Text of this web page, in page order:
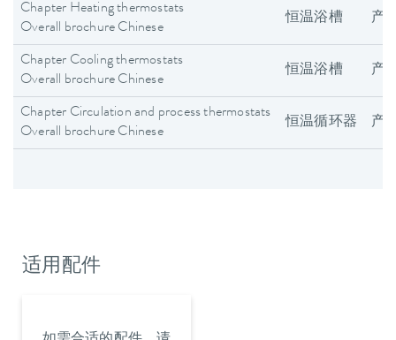
Chapter Heating thermostats
Overall brochure Chinese
恒温浴槽 产
Chapter Cooling thermostats
Overall brochure Chinese
恒温浴槽 产
Chapter Circulation and process thermostats
Overall brochure Chinese
恒温循环器 产
适用配件